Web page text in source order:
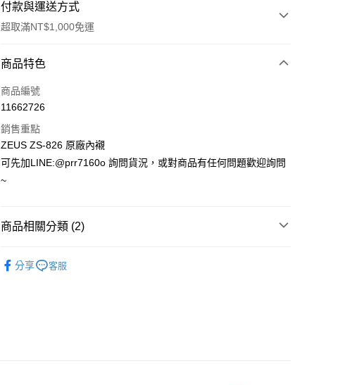
付款與運送方式
超取滿NT$1,000免運
付款方式
信用卡一次付款
Apple Pay
ATM付款
每筆NT$60，滿NT$1,000(含以上)免運費
商品特色
商品編號
11662726
銷售重點
ZEUS ZS-826 原廠內襯
可先加LINE:@prr7160o 詢問貨況，或對商品有任何問題歡迎詢問
~
商品相關分類 (2)
分享 客服